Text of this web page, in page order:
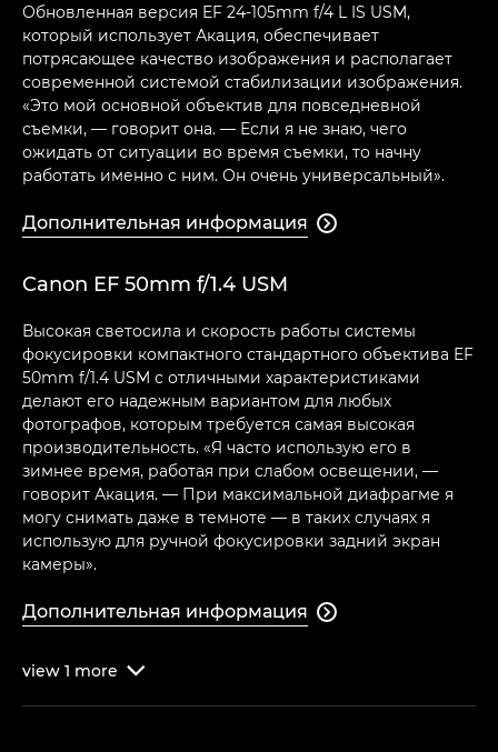
Обновленная версия EF 24-105mm f/4 L IS USM,
который использует Акация, обеспечивает
потрясающее качество изображения и располагает
современной системой стабилизации изображения.
«Это мой основной объектив для повседневной
съемки, — говорит она. — Если я не знаю, чего
ожидать от ситуации во время съемки, то начну
работать именно с ним. Он очень универсальный».
Дополнительная информация 
Canon EF 50mm f/1.4 USM
Высокая светосила и скорость работы системы
фокусировки компактного стандартного объектива EF
50mm f/1.4 USM с отличными характеристиками
делают его надежным вариантом для любых
фотографов, которым требуется самая высокая
производительность. «Я часто использую его в
зимнее время, работая при слабом освещении, —
говорит Акация. — При максимальной диафрагме я
могу снимать даже в темноте — в таких случаях я
использую для ручной фокусировки задний экран
камеры».
Дополнительная информация 
view 1 more 